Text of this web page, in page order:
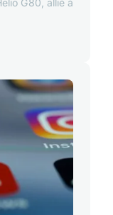
G80, allié à